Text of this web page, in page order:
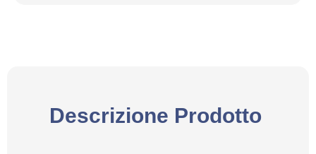
Descrizione Prodotto